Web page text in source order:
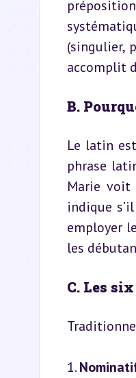
(singulier,
accomplit
B.
Le latin
phrase
Marie voit
indique
employer
les
C. Les
1.